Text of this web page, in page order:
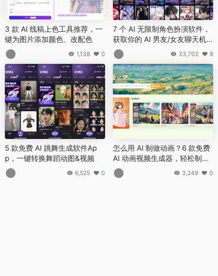
3 款 AI 线稿上色工具推荐，一
键为图片添加颜色、改配色
1,138 0
7 个 AI 无限制角色扮演软件，
获取你的 AI 男友/女友聊天机
器人，24 小时随时在线！
33,702 8
5 款免费 AI 跳舞生成软件Ap
p，一键转换舞蹈动图&视频
6,525 0
怎么用 AI 制做动画？6 款免费
AI 动画视频生成器，轻松制作
原创、同人动画
3,249 0